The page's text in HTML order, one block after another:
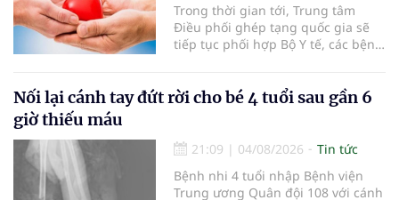
Trong thời gian tới, Trung tâm
Điều phối ghép tạng quốc gia sẽ
tiếp tục phối hợp Bộ Y tế, các bệnh
cường truyền thông, hoàn thiện
quy trình chuyên môn và hệ thống
hiến và ghép mô tạng.
Nối lại cánh tay đứt rời cho bé 4 tuổi sau gần 6
giờ thiếu máu
21:09 | 04/08/2026
Tin tức
Bệnh nhi 4 tuổi nhập Bệnh viện
Trung ương Quân đội 108 với cánh